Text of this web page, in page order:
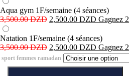
Aqua gym 1F/semaine (4 séances)
3,500.00DZD 2,500.00 DZD Gagnez
Natation 1F/semaine (4 séances)
3,500.00DZD 2,500.00 DZD Gagnez
sport femmes ramadan
quantité